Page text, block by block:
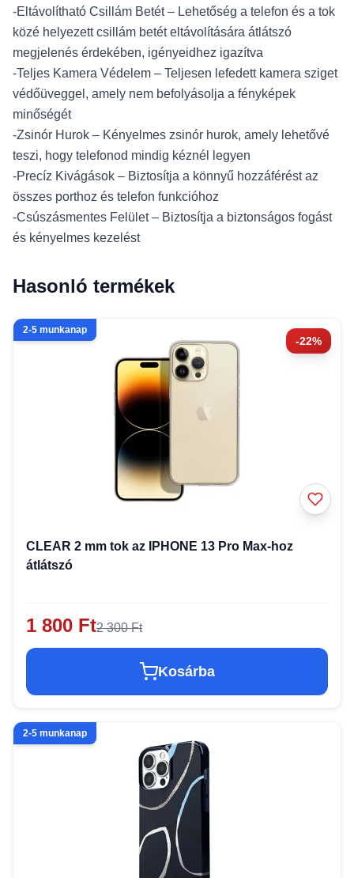
-Eltávolítható Csillám Betét – Lehetőség a telefon és a tok
közé helyezett csillám betét eltávolítására átlátszó
megjelenés érdekében, igényeidhez igazítva
-Teljes Kamera Védelem – Teljesen lefedett kamera sziget
védőüveggel, amely nem befolyásolja a fényképek
minőségét
-Zsinór Hurok – Kényelmes zsinór hurok, amely lehetővé
teszi, hogy telefonod mindig kéznél legyen
-Precíz Kivágások – Biztosítja a könnyű hozzáférést az
összes porthoz és telefon funkcióhoz
-Csúszásmentes Felület – Biztosítja a biztonságos fogást
és kényelmes kezelést
Hasonló termékek
-22%
2-5 munkanap
CLEAR 2 mm tok az IPHONE 13 Pro Max-hoz
átlátszó
1 800 Ft2 300 Ft
Kosárba
2-5 munkanap